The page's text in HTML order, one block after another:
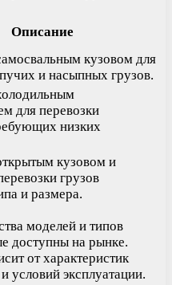
Описание
кузовом для
и насыпных грузов.
для перевозки
низких
кузовом и
грузов
и размера.
моделей и типов
доступны на рынке.
от характеристик
условий эксплуатации.